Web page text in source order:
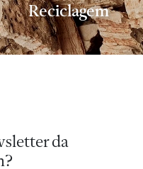
Reciclagem
da